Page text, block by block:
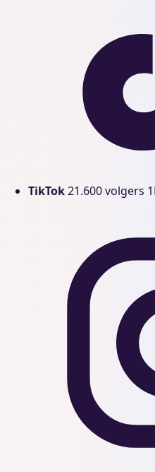
TikTok21.600 volgers